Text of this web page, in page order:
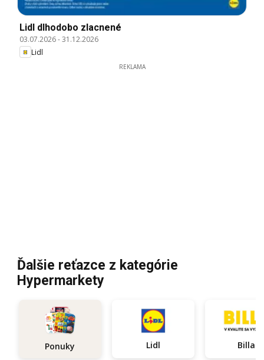
Lidl dlhodobo zlacnené
03.07.2026-31.12.2026
Lidl
REKLAMA
Ďalšie reťazce z kategórie
Hypermarkety
Ponuky Lidl Billa